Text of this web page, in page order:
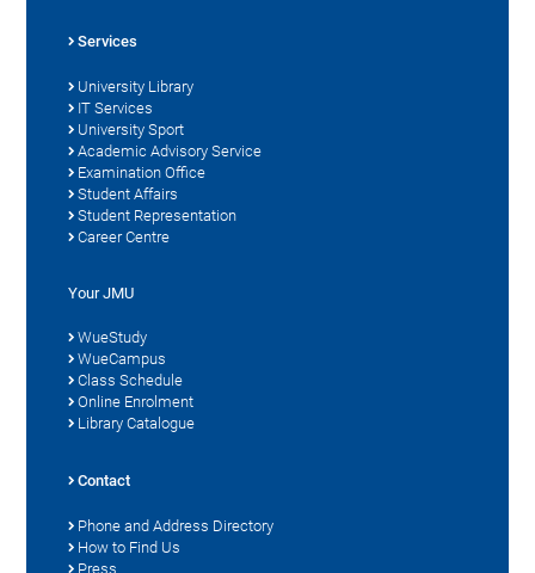
Services
University Library
IT Services
University Sport
Academic Advisory Service
Examination Office
Student Affairs
Student Representation
Career Centre
Your JMU
WueStudy
WueCampus
Class Schedule
Online Enrolment
Library Catalogue
Contact
Phone and Address Directory
How to Find Us
Press